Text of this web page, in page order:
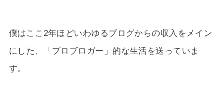
僕はここ2年ほどいわゆるブログからの収入をメイン
にした、「プロブロガー」的な生活を送っていま
す。